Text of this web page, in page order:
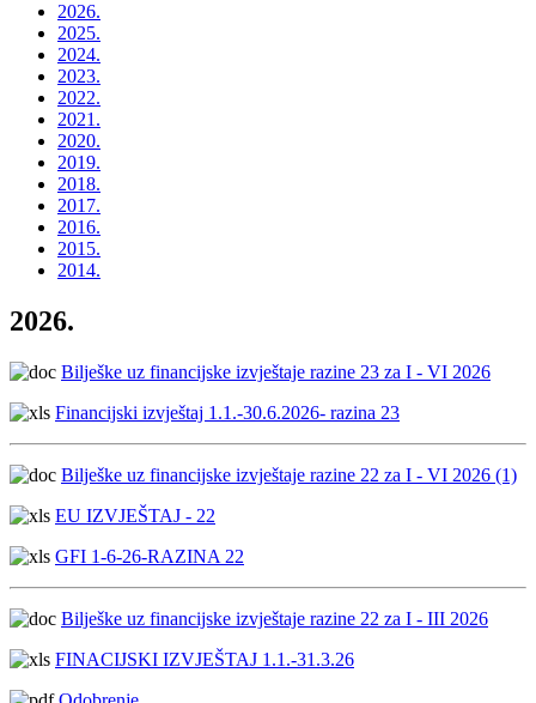
2026.
2025.
2024.
2023.
2022.
2021.
2020.
2019.
2018.
2017.
2016.
2015.
2014.
2026.
Bilješke uz financijske izvještaje razine 23 za I - VI 2026
Financijski izvještaj 1.1.-30.6.2026- razina 23
Bilješke uz financijske izvještaje razine 22 za I - VI 2026 (1)
EU IZVJEŠTAJ - 22
GFI 1-6-26-RAZINA 22
Bilješke uz financijske izvještaje razine 22 za I - III 2026
FINACIJSKI IZVJEŠTAJ 1.1.-31.3.26